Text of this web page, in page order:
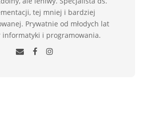
tej mniej i bardziej
Prywatnie od młodych lat
informatyki i programowania.